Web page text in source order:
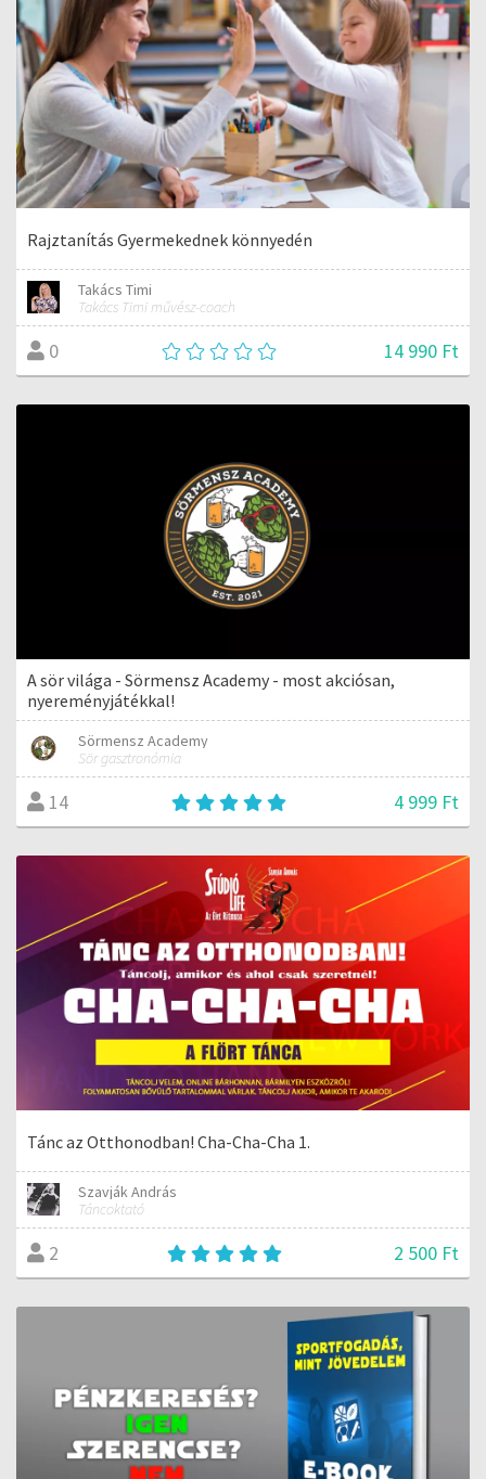
Rajztanítás Gyermekednek könnyedén
Takács Timi
Takács Timi művész-coach
0 14 990 Ft
A sör világa - Sörmensz Academy - most akciósan,
nyereményjátékkal!
Sörmensz Academy
Sör gasztronómia
14 4 999 Ft
Tánc az Otthonodban! Cha-Cha-Cha 1.
Szavják András
Táncoktató
2 2 500 Ft